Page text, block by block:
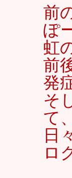
前
ぽ
虹
前
発
そ
て
日
ロ